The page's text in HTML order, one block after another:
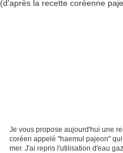
Je vous propose aujourd'hui une
coréen appelé "haemul pajeon"
mer. J'ai repris l'utilisation d'eau